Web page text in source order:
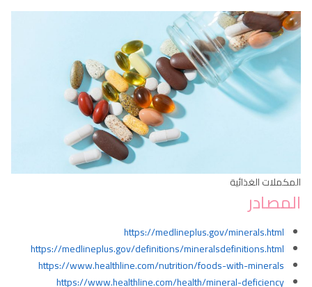
المكملات الغذائية
المصادر
https://medlineplus.gov/minerals.html
https://medlineplus.gov/definitions/mineralsdefinitions.html
https://www.healthline.com/nutrition/foods-with-minerals
https://www.healthline.com/health/mineral-deficiency